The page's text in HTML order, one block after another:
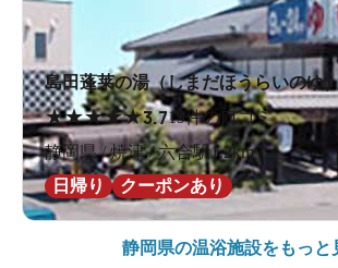
島田蓬莱の湯（しまだほうらいのゆ
★★★★★3.719件の口コミ
静岡県 / 焼津 / 六合駅1.2km
日帰り
クーポンあり
静岡県の温浴施設をもっと